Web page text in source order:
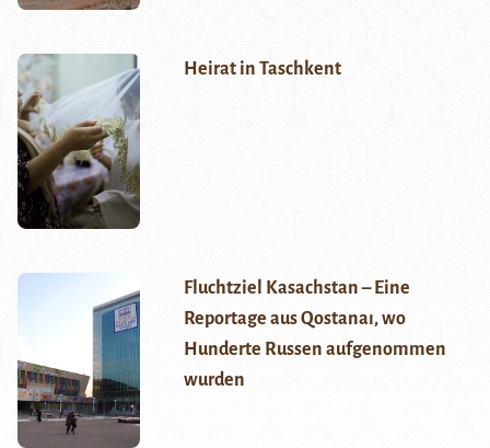
Heirat in Taschkent
Fluchtziel Kasachstan – Eine
Reportage aus Qostanaı, wo
Hunderte Russen aufgenommen
wurden